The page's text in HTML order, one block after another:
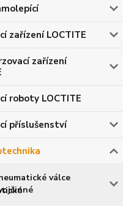
zařízení LOCTITE
zařízení
roboty LOCTITE
příslušenství
válce